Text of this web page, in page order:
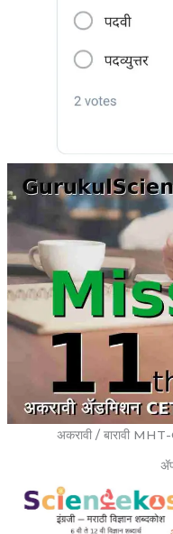
अकरावी / बारावी